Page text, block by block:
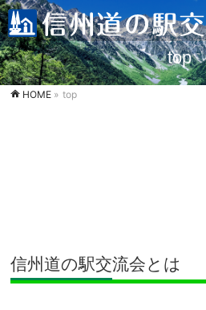
top
HOME » top
信州道の駅交流会とは